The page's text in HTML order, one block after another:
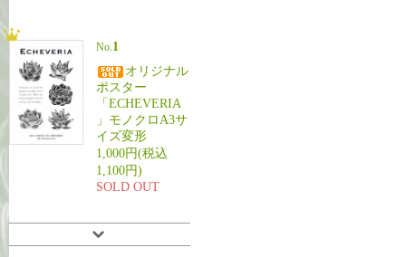
No.1
オリジナル
ポスター
「ECHEVERIA
」モノクロA3サ
イズ変形
1,000円(税込
1,100円)
SOLD OUT